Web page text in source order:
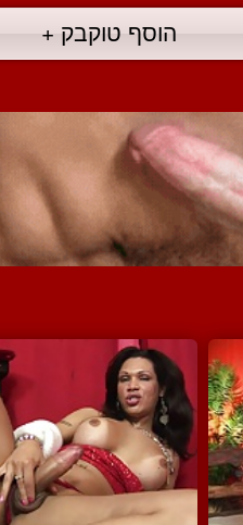
הוסף טוקבק +